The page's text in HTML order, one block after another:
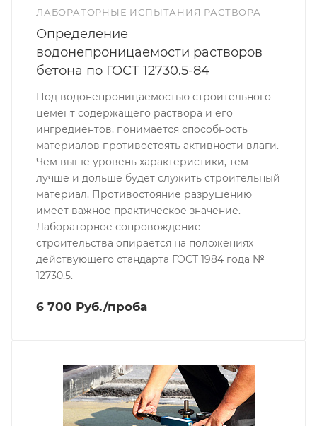
ЛАБОРАТОРНЫЕ ИСПЫТАНИЯ РАСТВОРА
Определение
водонепроницаемости растворов
бетона по ГОСТ 12730.5-84
Под водонепроницаемостью строительного
цемент содержащего раствора и его
ингредиентов, понимается способность
материалов противостоять активности влаги.
Чем выше уровень характеристики, тем
лучше и дольше будет служить строительный
материал. Противостояние разрушению
имеет важное практическое значение.
Лабораторное сопровождение
строительства опирается на положениях
действующего стандарта ГОСТ 1984 года №
12730.5.
6 700 Руб./проба